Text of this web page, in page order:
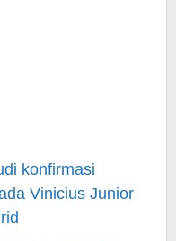
konfirmasi
Vinicius Junior